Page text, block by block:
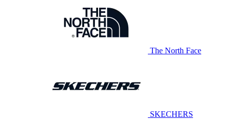
The North Face
SKECHERS